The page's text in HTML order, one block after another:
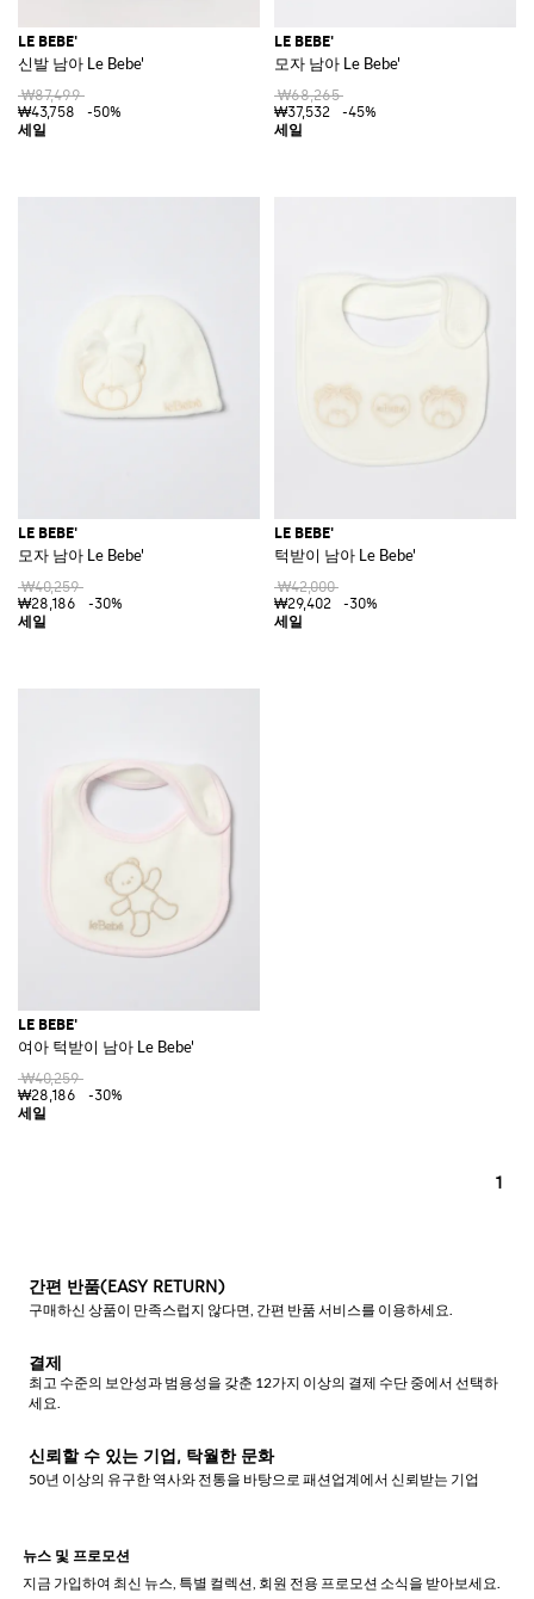
LE BEBE'
신발 남아 Le Bebe'
₩87,499
₩43,758
-50%
LE BEBE'
모자 남아 Le Bebe'
₩68,265
₩37,532
-45%
LE BEBE'
모자 남아 Le Bebe'
₩40,259
₩28,186
-30%
LE BEBE'
턱받이 남아 Le Bebe'
₩42,000
₩29,402
-30%
LE BEBE'
여아 턱받이 남아 Le Bebe'
₩40,259
₩28,186
-30%
1
간편 반품(EASY RETURN)
구매하신 상품이 만족스럽지 않다면, 간편 반품 서비스를 이용하세요.
결제
최고 수준의 보안성과 범용성을 갖춘 12가지 이상의 결제 수단 중에서 선택하
세요.
신뢰할 수 있는 기업, 탁월한 문화
50년 이상의 유구한 역사와 전통을 바탕으로 패션업계에서 신뢰받는 기업
뉴스 및 프로모션
지금 가입하여 최신 뉴스, 특별 컬렉션, 회원 전용 프로모션 소식을 받아보세요.